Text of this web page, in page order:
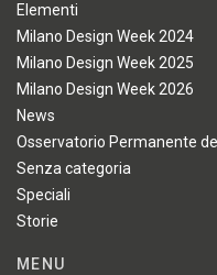
Elementi
Milano Design Week 2024
Milano Design Week 2025
Milano Design Week 2026
News
Osservatorio Permanente
Senza categoria
Speciali
Storie
MENU